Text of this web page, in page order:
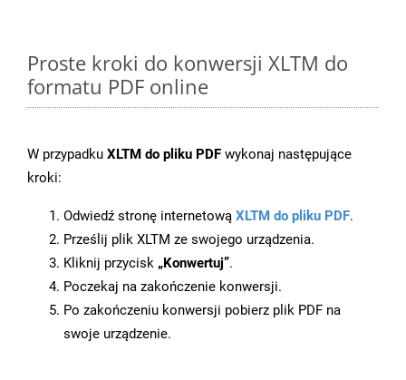
Proste kroki do konwersji XLTM do
formatu PDF online
W przypadku XLTM do pliku PDF wykonaj następujące
kroki:
Odwiedź stronę internetową XLTM do pliku PDF.
Prześlij plik XLTM ze swojego urządzenia.
Kliknij przycisk „Konwertuj”.
Poczekaj na zakończenie konwersji.
Po zakończeniu konwersji pobierz plik PDF na
swoje urządzenie.